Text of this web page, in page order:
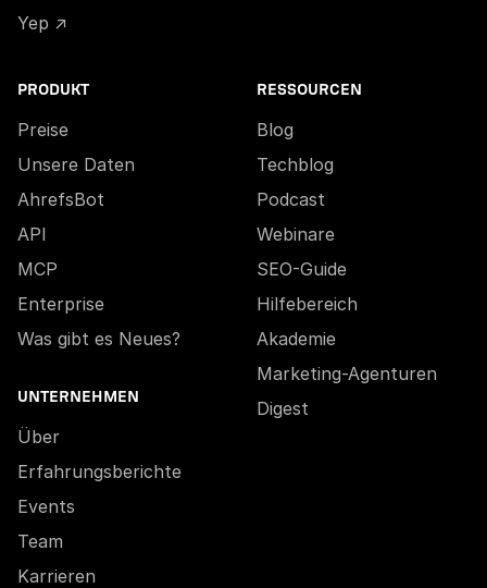
Yep ↗
PRODUKT
Preise
Unsere Daten
AhrefsBot
API
MCP
Enterprise
Was gibt es Neues?
UNTERNEHMEN
Über
Erfahrungsberichte
Events
Team
Karrieren
RESSOURCEN
Blog
Techblog
Podcast
Webinare
SEO-Guide
Hilfebereich
Akademie
Marketing-Agenturen
Digest